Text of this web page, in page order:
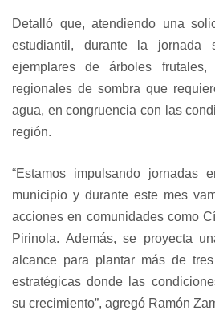
Detalló que, atendiendo una
estudiantil, durante la jornada
ejemplares de árboles
regionales de sombra que
agua, en congruencia con las
región.
“Estamos impulsando jornadas
municipio y durante este mes
acciones en comunidades como
Pirinola. Además, se proyecta
alcance para plantar más de
estratégicas donde las
su crecimiento”, agregó Ramón